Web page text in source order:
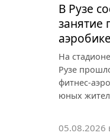
В Рузе
занятие
аэробике
На
Рузе
фитнес-
юных
05.08.2026